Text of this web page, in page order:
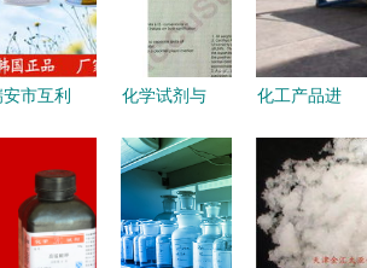
生物试剂的
协同发展
市互利
体收集溶
剂·特色处
防晕折式
化学试剂与
采购指南
如何选对供
应商与价格
化工产品进
南 从涂料
油漆到化学
试剂与危险